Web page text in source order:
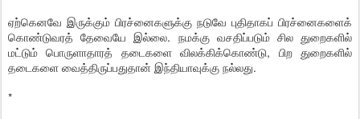
ஏற்கெனவே இருக்கும் பிரச்னைகளுக்கு நடுவே புதிதாகப் பிரச்னைகளைக்
கொண்டுவரத் தேவையே இல்லை. நமக்கு வசதிப்படும் சில துறைகளில்
மட்டும் பொருளாதாரத் தடைகளை விலக்கிக்கொண்டு, பிற துறைகளில்
தடைகளை வைத்திருப்பதுதான் இந்தியாவுக்கு நல்லது.
*